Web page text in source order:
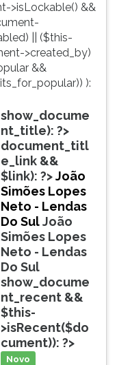
>isLockable() &&
|| ($this-
>created_by)
&&
):
show_docume
nt_title): ?>
document_titl
e_link &&
$link): ?>João
Simões Lopes
Neto - Lendas
Do SulJoão
Simões Lopes
Neto - Lendas
Do Sul
show_docume
nt_recent &&
$this-
>isRecent($do
cument)): ?>
Novo